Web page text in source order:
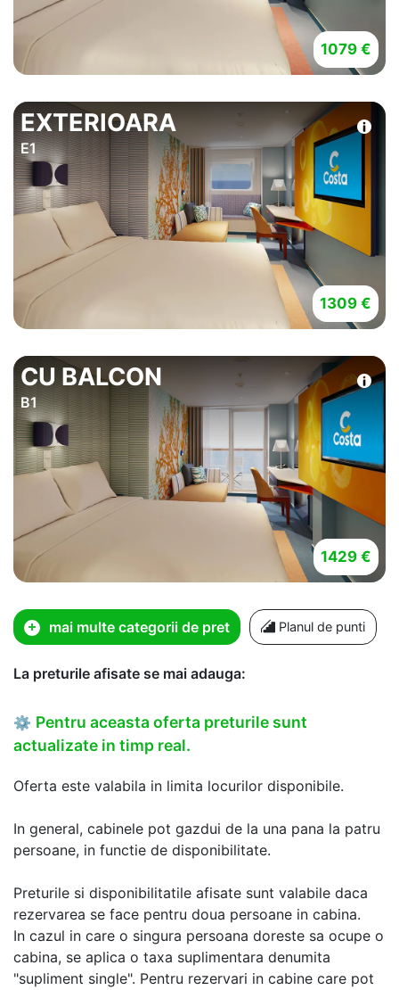
1079 €
EXTERIOARA
E1
1309 €
CU BALCON
B1
1429 €
mai multe categorii de pret Planul de punti
La preturile afisate se mai adauga:
⚙ Pentru aceasta oferta preturile sunt
actualizate in timp real.
Oferta este valabila in limita locurilor disponibile.
In general, cabinele pot gazdui de la una pana la patru
persoane, in functie de disponibilitate.
Preturile si disponibilitatile afisate sunt valabile daca
rezervarea se face pentru doua persoane in cabina.
In cazul in care o singura persoana doreste sa ocupe o
cabina, se aplica o taxa suplimentara denumita
"supliment single". Pentru rezervari in cabine care pot